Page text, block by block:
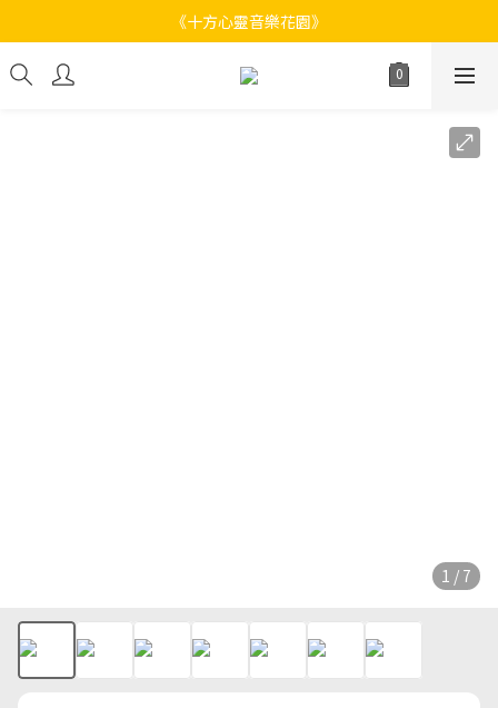
《十方心靈音樂花園》
《十方心靈音樂花園》
Welcome
1 / 7